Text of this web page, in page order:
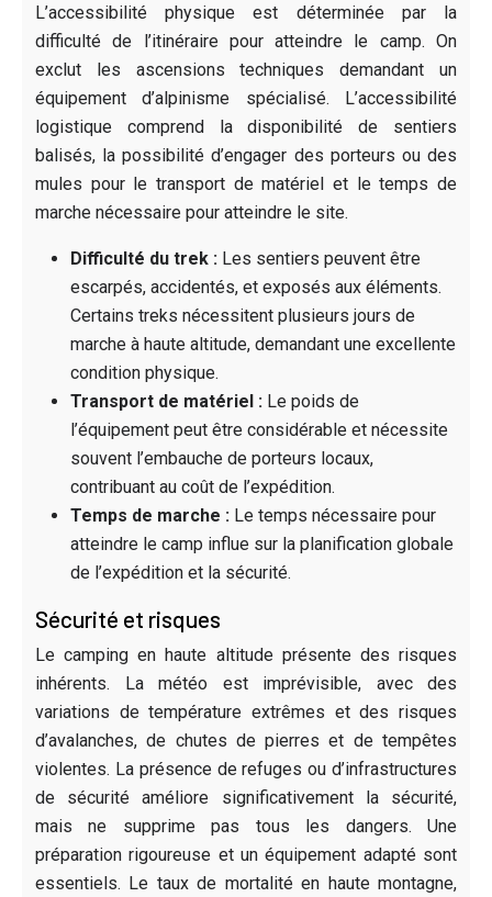
L’accessibilité physique est déterminée par la
difficulté de l’itinéraire pour atteindre le camp. On
exclut les ascensions techniques demandant un
équipement d’alpinisme spécialisé. L’accessibilité
logistique comprend la disponibilité de sentiers
balisés, la possibilité d’engager des porteurs ou des
mules pour le transport de matériel et le temps de
marche nécessaire pour atteindre le site.
Difficulté du trek : Les sentiers peuvent être
escarpés, accidentés, et exposés aux éléments.
Certains treks nécessitent plusieurs jours de
marche à haute altitude, demandant une excellente
condition physique.
Transport de matériel : Le poids de
l’équipement peut être considérable et nécessite
souvent l’embauche de porteurs locaux,
contribuant au coût de l’expédition.
Temps de marche : Le temps nécessaire pour
atteindre le camp influe sur la planification globale
de l’expédition et la sécurité.
Sécurité et risques
Le camping en haute altitude présente des risques
inhérents. La météo est imprévisible, avec des
variations de température extrêmes et des risques
d’avalanches, de chutes de pierres et de tempêtes
violentes. La présence de refuges ou d’infrastructures
de sécurité améliore significativement la sécurité,
mais ne supprime pas tous les dangers. Une
préparation rigoureuse et un équipement adapté sont
essentiels. Le taux de mortalité en haute montagne,